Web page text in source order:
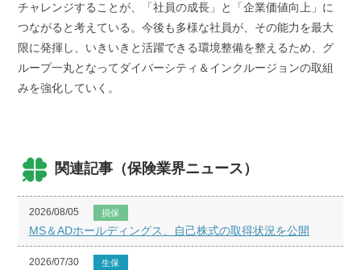
チャレンジすることが、「社員の成長」と「企業価値向上」に
つながると考えている。今後も多様な社員が、その能力を最大
限に発揮し、いきいきと活躍できる環境整備を整えるため、グ
ループ一丸となってダイバーシティ＆インクルージョンの取組
みを強化していく。
関連記事（保険業界ニュース）
2026/08/05 損保
MS＆ADホールディングス、自己株式の取得状況を公開
2026/07/30 生保